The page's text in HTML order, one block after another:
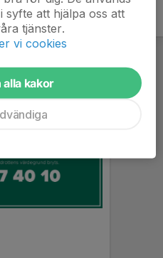
syfte att hjälpa oss att
tjänster.
vi cookies
alla kakor